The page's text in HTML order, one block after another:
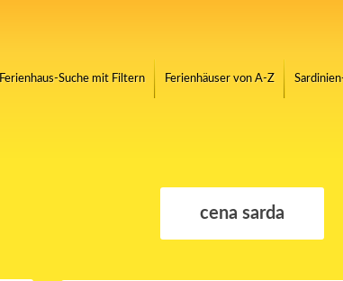
Ferienhaus-Suche mit Filtern Ferienhäuser von A-Z
cena sarda